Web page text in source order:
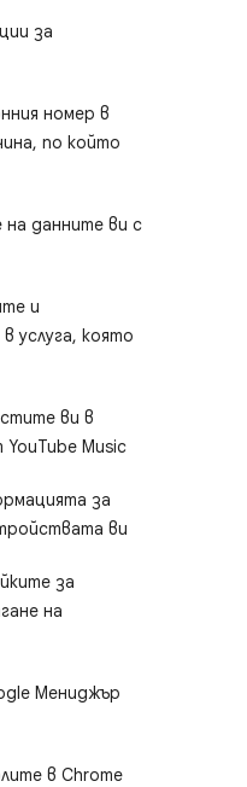
за
номер в
по който
на данните ви с
и
услуга, която
ви в
YouTube Music
за
ви
за
на
Мениджър
в Chrome